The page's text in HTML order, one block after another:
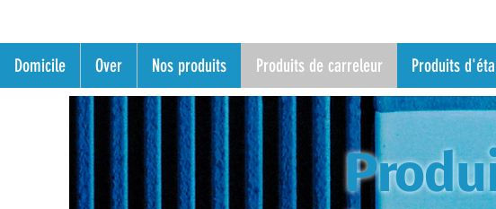
Domicile Over Nos produits Produits de carreleur Produits